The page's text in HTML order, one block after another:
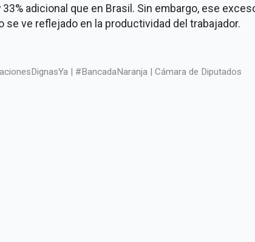
33% adicional que en Brasil. Sin embargo, ese
se ve reflejado en la productividad del trabajador.
| #BancadaNaranja | Cámara de Diputados